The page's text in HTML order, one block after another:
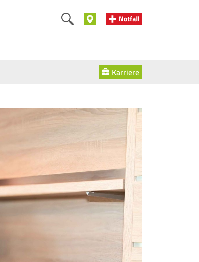
Karriere